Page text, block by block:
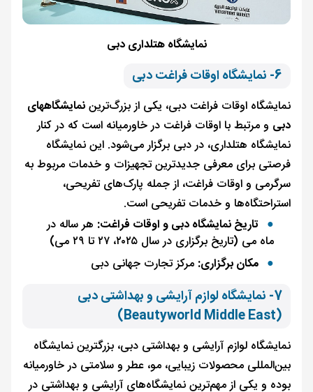
نمایشگاه هتلداری دبی
6- نمایشگاه اوقات فراغت دبی
نمایشگاه اوقات فراغت دبی، یکی از بزرگ‌تریننمایشگاههای
دبی و مرتبط با اوقات فراغت در خاورمیانه است که در کنار
نمایشگاه هتلداری، در دبی برگزار می‌شود. این نمایشگاه
فرصتی برای معرفی جدیدترین تجهیزات و خدمات مربوط به
سرگرمی و اوقات فراغت، از جمله پارک‌های تفریحی،
استراحتگاه‌ها و خدمات تفریحی است.
تاریخ نمایشگاه دبی و اوقات فراغت: هر ساله در
ماه می (تاریخ برگزاری در سال ۲۰۲۵، ۲۷ تا ۲۹ می)
مکان برگزاری: مرکز تجارت جهانی دبی
7- نمایشگاه لوازم آرایشی و بهداشتی دبی
(Beautyworld Middle East)
نمایشگاه لوازم آرایشی و بهداشتی دبی، بزرگترین نمایشگاه
بین‌المللی محصولات زیبایی، مو، عطر و سلامتی در خاورمیانه
بوده و یکی از مهم‌ترین نمایشگاه‌های آرایشی و بهداشتی در